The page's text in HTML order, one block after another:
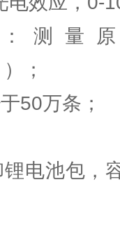
测量
；
50万条；
电池包，